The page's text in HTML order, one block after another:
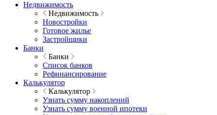
Недвижимость
Недвижимость
Новостройки
Готовое жилье
Застройщики
Банки
Банки
Список банков
Рефинансирование
Калькулятор
Калькулятор
Узнать сумму накоплений
Узнать сумму военной ипотеки